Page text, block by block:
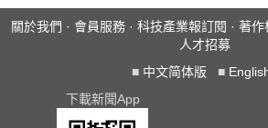
關於我們 · 會員服務 · 科技產業報訂閱 · 著作
人才招募
■ 中文简体版 ■
下載新聞App